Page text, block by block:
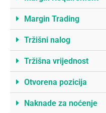
Margin Trading
Tržišni nalog
Tržišna vrijednost
Otvorena pozicija
Naknade za noćenje